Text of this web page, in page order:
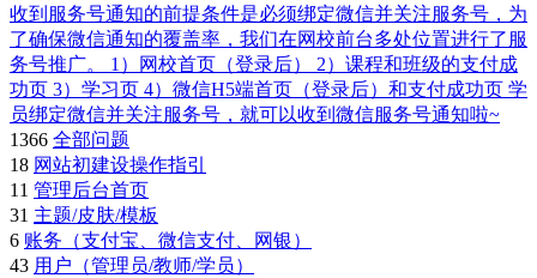
收到服务号通知的前提条件是必须绑定微信并关注服务号，为
了确保微信通知的覆盖率，我们在网校前台多处位置进行了服
务号推广。 1）网校首页（登录后） 2）课程和班级的支付成
功页 3）学习页 4）微信H5端首页（登录后）和支付成功页 学
员绑定微信并关注服务号，就可以收到微信服务号通知啦~
1366 全部问题
18 网站初建设操作指引
11 管理后台首页
31 主题/皮肤/模板
6 账务（支付宝、微信支付、网银）
43 用户（管理员/教师/学员）